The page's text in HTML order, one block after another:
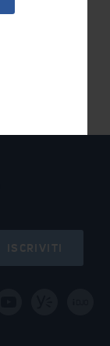
ISCRIVITI